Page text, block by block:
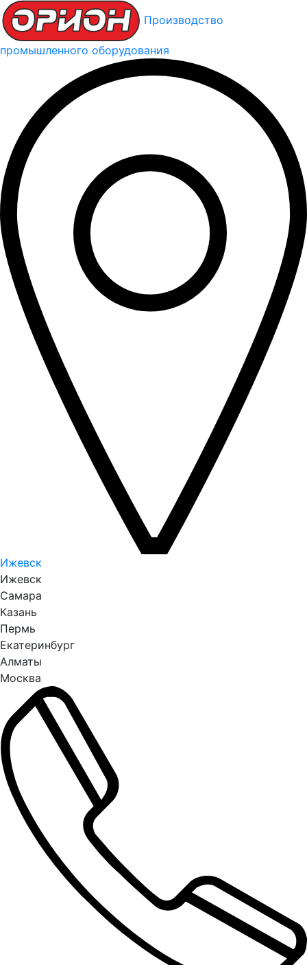
Производство
промышленного оборудования
Ижевск
Ижевск
Самара
Казань
Пермь
Екатеринбург
Алматы
Москва